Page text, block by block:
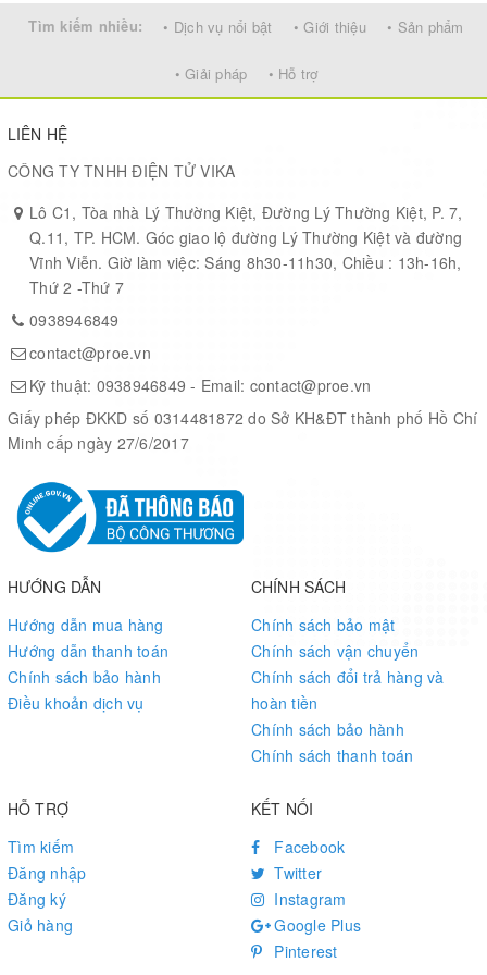
power ARM® MCU
Board Power Supply
(USB/VIN)
Supported Battery(*)
minimum
DC Current for 3.3V Pin
DC Current for 5V Pin 600mA
Circuit Operating Voltage
PWM Pins
12 (0, 1, 2, 3, 4, 5, 6, 7, 8, 10,
A3 - or 18 -, A4 -or 19)
SPI
I2C
Analog Input Pins 7 (ADC 8/10/12 bit)
Tìm kiếm nhiều: • Dịch vụ nổi bật • Giới thiệu • Sản phẩm
• Giải pháp • Hỗ trợ
LIÊN HỆ
CÔNG TY TNHH ĐIỆN TỬ VIKA
Lô C1, Tòa nhà Lý Thường Kiệt, Đường Lý Thường Kiệt, P. 7,
Q.11, TP. HCM. Góc giao lộ đường Lý Thường Kiệt và đường
Vĩnh Viễn. Giờ làm việc: Sáng 8h30-11h30, Chiều : 13h-16h,
Thứ 2 -Thứ 7
0938946849
contact@proe.vn
Kỹ thuật: 0938946849 - Email: contact@proe.vn
Giấy phép ĐKKD số 0314481872 do Sở KH&ĐT thành phố Hồ Chí
Minh cấp ngày 27/6/2017
HƯỚNG DẪN
Hướng dẫn mua hàng
Hướng dẫn thanh toán
Chính sách bảo hành
Điều khoản dịch vụ
CHÍNH SÁCH
Chính sách bảo mật
Chính sách vận chuyển
Chính sách đổi trả hàng và
hoàn tiền
Chính sách bảo hành
Chính sách thanh toán
HỖ TRỢ
Tìm kiếm
Đăng nhập
Đăng ký
Giỏ hàng
KẾT NỐI
Facebook
Twitter
Instagram
Google Plus
Pinterest